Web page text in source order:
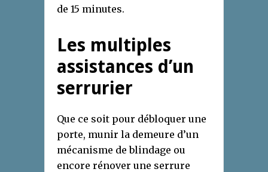
de 15 minutes.
Les multiples
assistances d’un
serrurier
Que ce soit pour débloquer une
porte, munir la demeure d’un
mécanisme de blindage ou
encore rénover une serrure